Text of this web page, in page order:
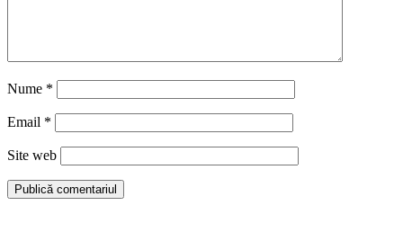
Nume *
Email *
Site web